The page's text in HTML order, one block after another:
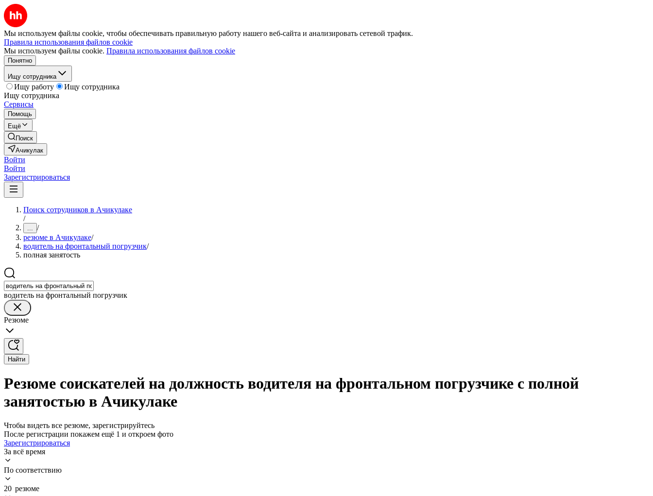
Мы используем файлы cookie, чтобы обеспечивать правильную работу нашего веб-сайта и анализировать сетевой трафик.
Правила использования файлов cookie
Мы используем файлы cookie. Правила использования файлов cookie
Понятно
Ищу сотрудника
Ищу работу
Ищу сотрудника
Ищу сотрудника
Сервисы
Помощь
Ещё
Поиск
Ачикулак
Войти
Войти
Зарегистрироваться
Поиск сотрудников в Ачикулаке
/
... /
резюме в Ачикулаке/
водитель на фронтальный погрузчик/
полная занятость
водитель на фронтальный погрузчик
Резюме
Найти
Резюме соискателей на должность водителя на фронтальном погрузчике с полной
занятостью в Ачикулаке
Чтобы видеть все резюме, зарегистрируйтесь
После регистрации покажем ещё 1 и откроем фото
Зарегистрироваться
За всё время
По соответствию
20 резюме